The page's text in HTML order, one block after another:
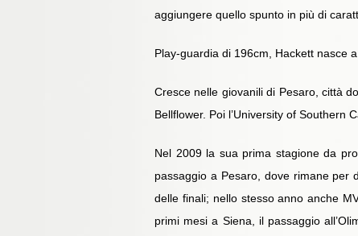
aggiungere quello spunto in più di
Play-guardia di 196cm, Hackett nasce
Cresce nelle giovanili di Pesaro, città
Bellflower. Poi l’University of Southern
Nel 2009 la sua prima stagione da
passaggio a Pesaro, dove rimane per
delle finali; nello stesso anno anche
primi mesi a Siena, il passaggio